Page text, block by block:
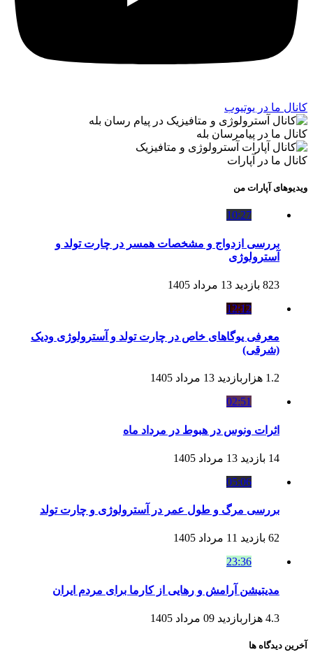
کانال ما در یوتیوب
کانال ما در پیامرسان بله
کانال ما در آپارات
ویدیوهای آپارات من
10:27
بررسی ازدواج و مشخصات همسر در چارت تولد و
آسترولوژی
823 بازدید
13 مرداد 1405
12:12
معرفی یوگاهای خاص در چارت تولد و آسترولوژی ودیک
(شرقی)
1.2 هزاربازدید
13 مرداد 1405
02:51
اثرات ونوس در هبوط در مرداد ماه
14 بازدید
13 مرداد 1405
05:06
بررسی مرگ و طول عمر در آسترولوژی و چارت تولد
62 بازدید
11 مرداد 1405
23:36
مدیتیشن آرامش و رهایی از کارما برای مردم ایران
4.3 هزاربازدید 09 مرداد 1405
آخرین دیدگاه ها